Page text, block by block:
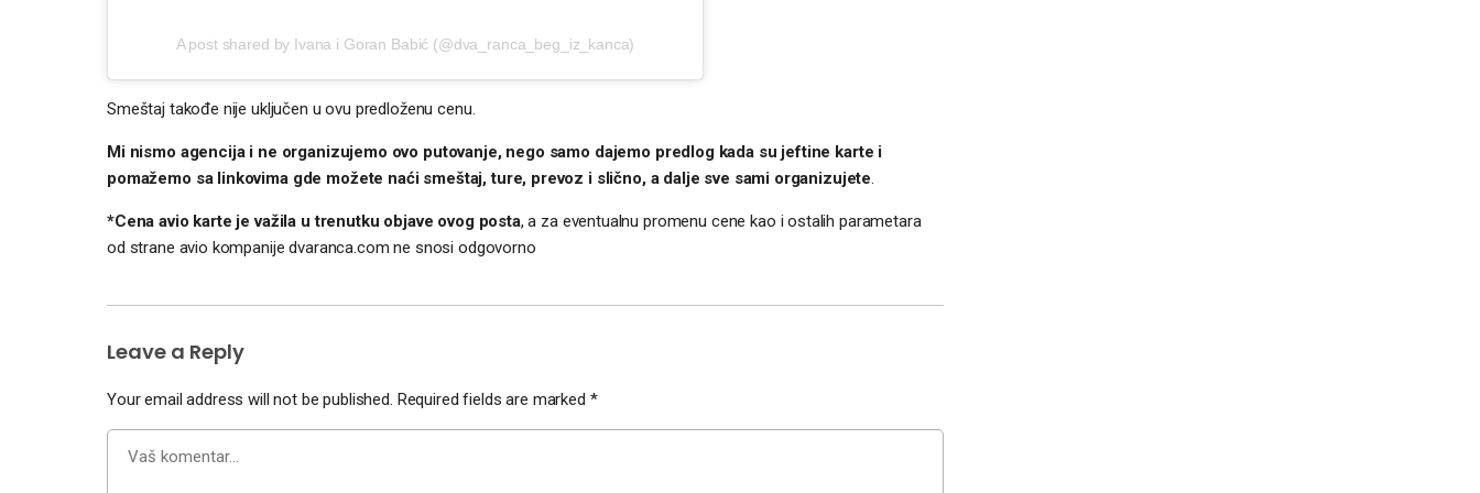
A post shared by Ivana i Goran Babić (@dva_ranca_beg_iz_kanca)
Smeštaj takođe nije uključen u ovu predloženu cenu.
Mi nismo agencija i ne organizujemo ovo putovanje, nego samo dajemo predlog kada su jeftine karte i
pomažemo sa linkovima gde možete naći smeštaj, ture, prevoz i slično, a dalje sve sami organizujete.
*Cena avio karte je važila u trenutku objave ovog posta, a za eventualnu promenu cene kao i ostalih parametara
od strane avio kompanije dvaranca.com ne snosi odgovorno
Leave a Reply
Your email address will not be published. Required fields are marked *